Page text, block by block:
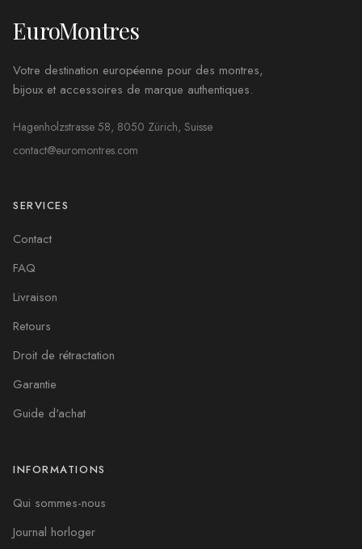
EuroMontres
Votre destination européenne pour des montres,
bijoux et accessoires de marque authentiques.
Hagenholzstrasse 58, 8050 Zürich, Suisse
contact@euromontres.com
SERVICES
Contact
FAQ
Livraison
Retours
Droit de rétractation
Garantie
Guide d'achat
INFORMATIONS
Qui sommes-nous
Journal horloger